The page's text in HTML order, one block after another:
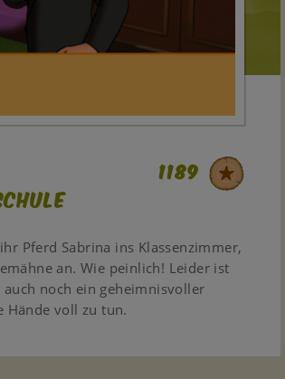
1189
Pferd Sabrina ins Klassenzimmer,
an. Wie peinlich! Leider ist
noch ein geheimnisvoller
Hände voll zu tun.